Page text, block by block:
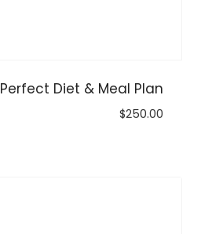
Perfect Diet & Meal Plan
$250.00